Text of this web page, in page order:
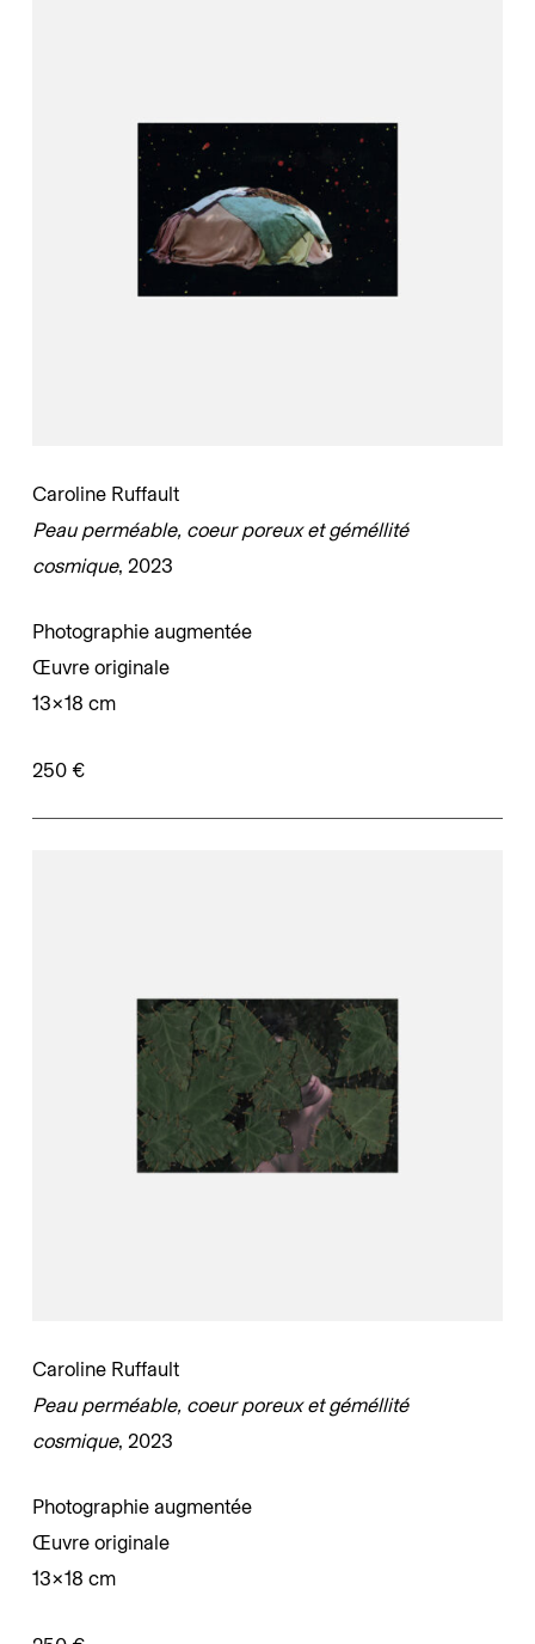
Caroline Ruffault
Peau perméable, coeur poreux et géméllité
cosmique, 2023
Photographie augmentée
Œuvre originale
13×18 cm
250 €
Caroline Ruffault
Peau perméable, coeur poreux et géméllité
cosmique, 2023
Photographie augmentée
Œuvre originale
13×18 cm